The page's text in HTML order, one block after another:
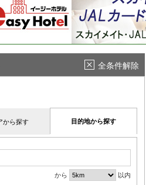
全条件解除
から探す 目的地から探す
から 以内